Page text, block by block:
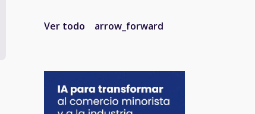
Ver todo arrow_forward